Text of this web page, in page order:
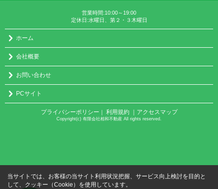
営業時間:10:00～19:00
定休日:水曜日、第２・３木曜日
ホーム
会社概要
お問い合わせ
PCサイト
プライバシーポリシー ｜ 利用規約 ｜アクセスマップ
Copyright(c) 有限会社相和不動産 All rights reserved.
当サイトでは、お客様の当サイト利用状況把握、サービス向上検討を目的と
して、クッキー（Cookie）を使用しています。